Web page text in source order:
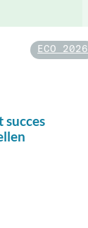
ECO 2026